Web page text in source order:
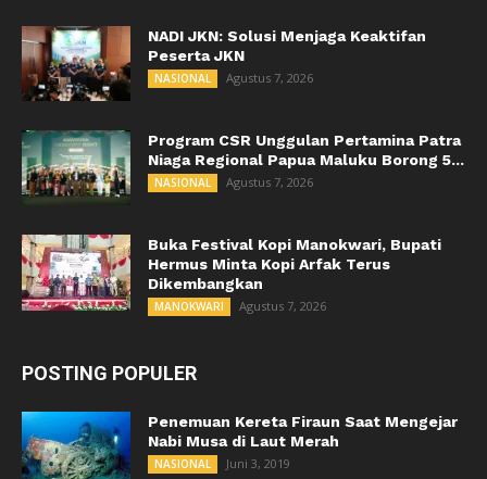
NADI JKN: Solusi Menjaga Keaktifan
Peserta JKN
NASIONAL Agustus 7, 2026
Program CSR Unggulan Pertamina Patra
Niaga Regional Papua Maluku Borong 5...
NASIONAL Agustus 7, 2026
Buka Festival Kopi Manokwari, Bupati
Hermus Minta Kopi Arfak Terus
Dikembangkan
MANOKWARI Agustus 7, 2026
POSTING POPULER
Penemuan Kereta Firaun Saat Mengejar
Nabi Musa di Laut Merah
NASIONAL Juni 3, 2019